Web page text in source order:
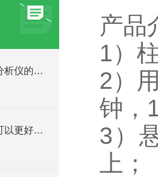
康纳与您分享电磁辐射分析仪的适用标准
掌握好这六大性能，您可以更好的使用电磁辐射分析仪
产品
1）
2）
钟，
3）
上；